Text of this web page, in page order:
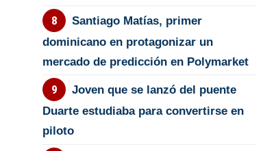
Santiago Matías, primer
dominicano en protagonizar un
mercado de predicción en Polymarket
Joven que se lanzó del puente
Duarte estudiaba para convertirse en
piloto